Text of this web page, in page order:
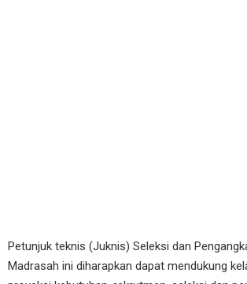
Petunjuk teknis (Juknis) Seleksi dan
Madrasah ini diharapkan dapat mendukung